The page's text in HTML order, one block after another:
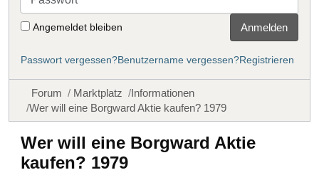
Angemeldet bleiben Anmelden
Passwort vergessen?Benutzername vergessen?Registrieren
Forum Marktplatz
Informationen
Wer will eine Borgward Aktie kaufen? 1979
Wer will eine Borgward Aktie
kaufen? 1979